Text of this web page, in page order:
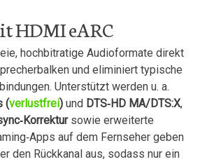
HDMI eARC
hochbitratige Audioformate direkt
und eliminiert typische
‍Unterstützt ‌werden u. a.
(verlustfrei)und DTS‑HD MA/DTS:X,
sowie erweiterte
auf dem Fernseher geben
den Rückkanal ⁤aus, ⁤sodass nur ein